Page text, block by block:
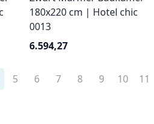
180x220 cm | Hotel chic
0013
6.594,27
5 6 7 8 9 10 11